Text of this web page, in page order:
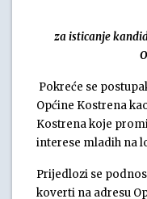
za isticanje
Pokreće se
Općine Kostrena
Kostrena koje
interese mladih na
Prijedlozi se
koverti na adresu